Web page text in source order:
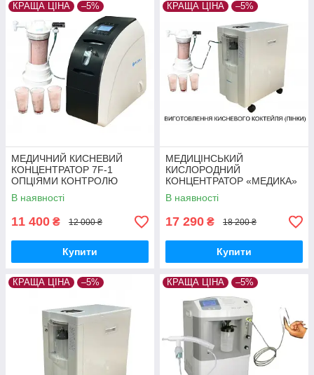
КРАЩА ЦІНА –5%
МЕДИЧНИЙ КИСНЕВИЙ
КОНЦЕНТРАТОР 7F-1
ОПЦІЯМИ КОНТРОЛЮ
КОНЦЕНТРАЦІЇ КИСНЮ
В наявності
11 400 ₴ 12 000 ₴
Купити
КРАЩА ЦІНА –5%
МЕДИЦІНСЬКИЙ
КИСЛОРОДНИЙ
КОНЦЕНТРАТОР «МЕДИКА»
7F-3 З ОПЦІЄЮ КОНТРОЛЮ
КОНЦЕНТРАЦІЇ КИСЛОРОДА
В наявності
17 290 ₴ 18 200 ₴
Купити
КРАЩА ЦІНА –5% КРАЩА ЦІНА –5%